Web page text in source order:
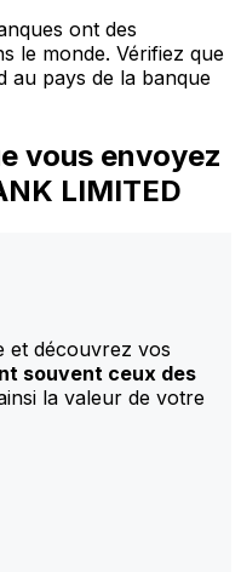
ont des
le monde. Vérifiez que
au pays de la banque
vous envoyez
LIMITED
et découvrez vos
souvent ceux des
la valeur de votre